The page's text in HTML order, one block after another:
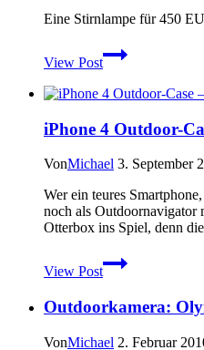
Eine Stirnlampe für 450
View Post
Silva
Sprint
Stirnlampe
Praxistest
iPhone 4 Outdoor-
VonMichael 3. September
Wer ein teures
noch als Outdoornavigator
Otterbox ins Spiel, denn
View Post
iPhone
4
Case
Die
Outdoorkamera:
VonMichael 2. Februar